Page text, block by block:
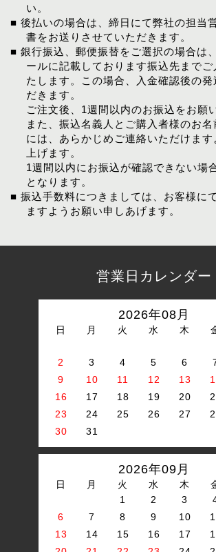
い。
■ 後払いの場合は、締日にて弊社の担当
書をお送りさせていただきます。
■ 銀行振込、郵便振替をご選択の場合は
ールに記載しております振込先まで
たします。この場合、入金確認後の発
だきます。
ご注文後、1週間以内のお振込をお願
また、振込名義人とご購入者様のお
には、あらかじめご連絡いただけます
上げます。
1週間以内にお振込が確認できない場
となります。
■ 振込手数料につきましては、お客様に
ますようお願い申しあげます。
営業日カレンダー
2026年08月
日 月 火 水 木
2
3 4 5 6
9
10 11 12 13
16
17 18 19 20
23
24 25 26 27
30
31
2026年09月
日 月 火 水 木
1
2 3
6
7 8 9 10
13
14 15 16 17